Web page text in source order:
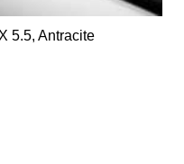
5.5, Antracite